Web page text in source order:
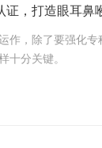
证，打造眼耳鼻
作，除了要强化
十分关键。